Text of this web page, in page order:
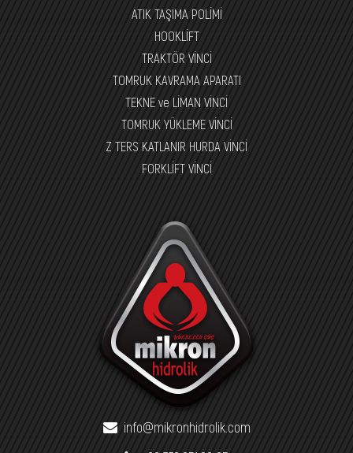
ATIK TAŞIMA POLİMİ
HOOKLİFT
TRAKTÖR VİNCİ
TOMRUK KAVRAMA APARATI
TEKNE ve LİMAN VİNCİ
TOMRUK YÜKLEME VİNCİ
Z TERS KATLANIR HURDA VİNCİ
FORKLİFT VİNCİ
info@mikronhidrolik.com